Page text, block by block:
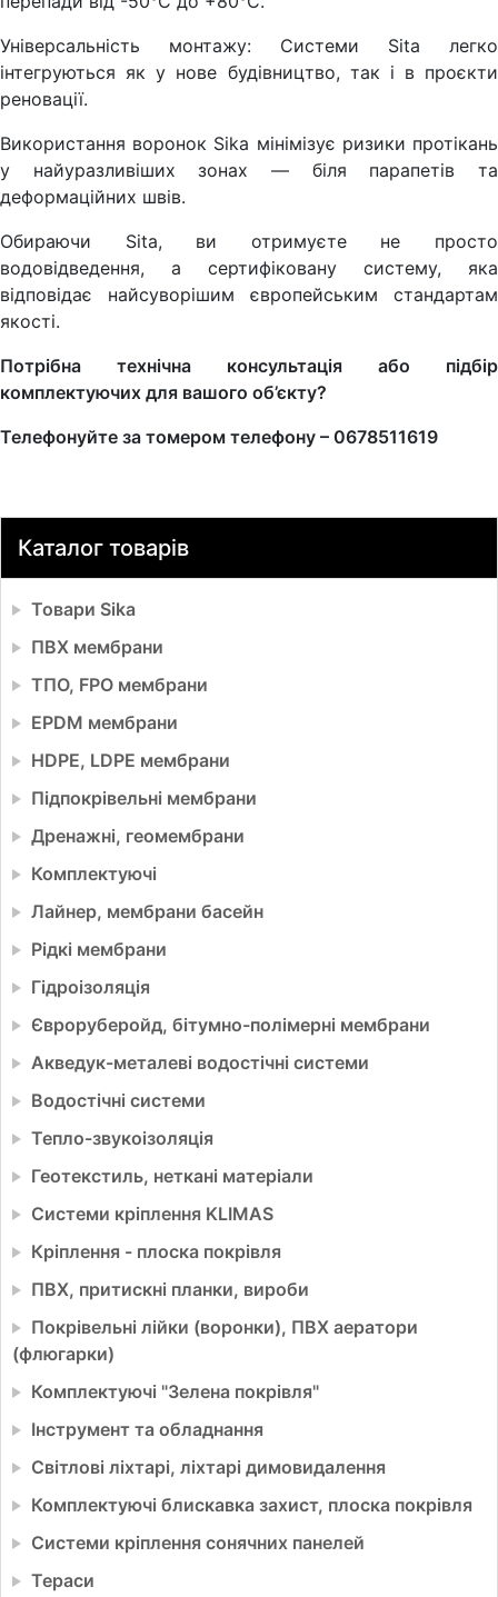
Універсальність монтажу: Системи Sita легко
інтегруються як у нове будівництво, так і в проєкти
реновації.
Використання воронок Sika мінімізує ризики протікань
у найуразливіших зонах — біля парапетів та
деформаційних швів.
Обираючи Sita, ви отримуєте не просто
водовідведення, а сертифіковану систему, яка
відповідає найсуворішим європейським стандартам
якості.
Потрібна технічна консультація або підбір
комплектуючих для вашого об’єкту?
Телефонуйте за томером телефону – 0678511619
Каталог товарів
Товари Sika
ПВХ мембрани
ТПО, FPO мембрани
EPDM мембрани
HDPE, LDPE мембрани
Підпокрівельні мембрани
Дренажні, геомембрани
Комплектуючі
Лайнер, мембрани басейн
Рідкі мембрани
Гідроізоляція
Євроруберойд, бітумно-полімерні мембрани
Акведук-металеві водостічні системи
Водостічні системи
Тепло-звукоізоляція
Геотекстиль, неткані матеріали
Системи кріплення KLIMAS
Кріплення - плоска покрівля
ПВХ, притискні планки, вироби
Покрівельні лійки (воронки), ПВХ аератори
(флюгарки)
Комплектуючі "Зелена покрівля"
Інструмент та обладнання
Світлові ліхтарі, ліхтарі димовидалення
Комплектуючі блискавка захист, плоска покрівля
Системи кріплення сонячних панелей
Тераси